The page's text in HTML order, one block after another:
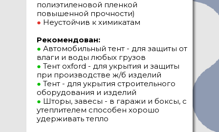
полиэтиленовой пленкой
повышенной прочности)
● Неустойчив к химикатам
Рекомендован:
● Автомобильный тент - для защиты от
влаги и воды любых грузов
● Тент oxford - для укрытия и защиты
при производстве ж/б изделий
● Тент - для укрытия строительного
оборудования и изделий
● Шторы, завесы - в гаражи и боксы, с
утеплителем способен хорошо
удерживать тепло